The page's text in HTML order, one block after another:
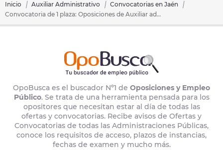
Inicio Auxiliar Administrativo
Convocatorias en Jaén
Convocatoria de 1 plaza: Oposiciones de Auxiliar administrativo en Ibros (Jaén)
OpoBusca es el buscador Nº1 de Oposiciones y Empleo
Público. Se trata de una herramienta pensada para los
opositores que necesitan estar al día de todas las
ofertas y convocatorias. Recibe avisos de Ofertas y
Convocatorias de todas las Administraciones Públicas,
conoce los requisitos de acceso, plazos de instancias,
fechas de examen y mucho más.